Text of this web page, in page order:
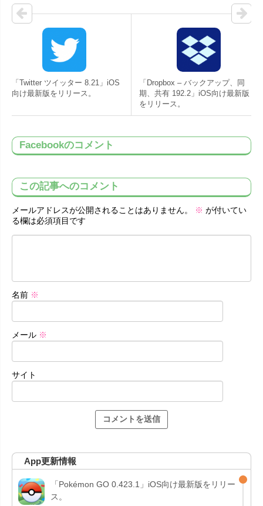
「Twitter ツイッター 8.21」iOS
向け最新版をリリース。
「Dropbox – バックアップ、同
期、共有 192.2」iOS向け最新版
をリリース。
Facebookのコメント
この記事へのコメント
メールアドレスが公開されることはありません。 ※ が付いてい
る欄は必須項目です
名前 ※
メール ※
サイト
App更新情報
「Pokémon GO 0.423.1」iOS向け最新版をリリー
ス。